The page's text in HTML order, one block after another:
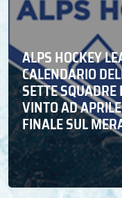
ALPS HOCKEY
CALENDARIO
SETTE
VINTO AD
FINALE SUL